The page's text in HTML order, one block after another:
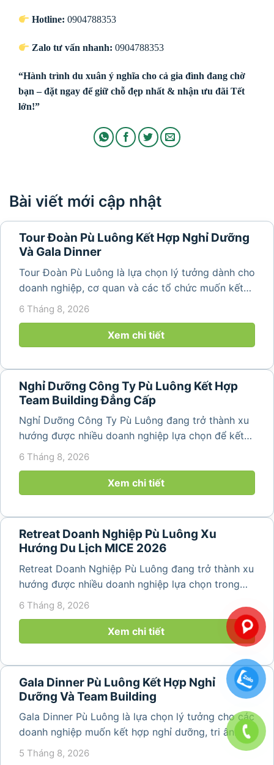
Hotline: 0904788353
Zalo tư vấn nhanh: 0904788353
“Hành trình du xuân ý nghĩa cho cả gia đình đang chờ
bạn – đặt ngay để giữ chỗ đẹp nhất & nhận ưu đãi Tết
lớn!”
Bài viết mới cập nhật
Tour Đoàn Pù Luông Kết Hợp Nghỉ Dưỡng
Và Gala Dinner
Tour Đoàn Pù Luông là lựa chọn lý tưởng dành cho
doanh nghiệp, cơ quan và các tổ chức muốn kết
hợp nghỉ dưỡng, tham quan và tổ chức các hoạt
động gắn kết tập thể. Với cảnh quan thiên nhiên
nguyên sơ, không khí...
6 Tháng 8, 2026
Xem chi tiết
Nghỉ Dưỡng Công Ty Pù Luông Kết Hợp
Team Building Đẳng Cấp
Nghỉ Dưỡng Công Ty Pù Luông đang trở thành xu
hướng được nhiều doanh nghiệp lựa chọn để kết
hợp giữa nghỉ ngơi, tái tạo năng lượng và xây
lịch đơn thuần, nhiều công ty...
6 Tháng 8, 2026
Xem chi tiết
Retreat Doanh Nghiệp Pù Luông Xu
Hướng Du Lịch MICE 2026
Retreat Doanh Nghiệp Pù Luông đang trở thành xu
hướng được nhiều doanh nghiệp lựa chọn trong
năm 2026 khi nhu cầu kết hợp nghỉ dưỡng, hội
họp và gắn kết đội ngũ ngày càng tăng. Không chỉ
mang đến khoảng thời gian thư giãn...
6 Tháng 8, 2026
Xem chi tiết
Gala Dinner Pù Luông Kết Hợp Nghỉ
Dưỡng Và Team Building
Gala Dinner Pù Luông là lựa chọn lý tưởng cho các
doanh nghiệp muốn kết hợp nghỉ dưỡng, tri ân
nhân viên và xây dựng tinh thần đồng đội trong
5 Tháng 8, 2026